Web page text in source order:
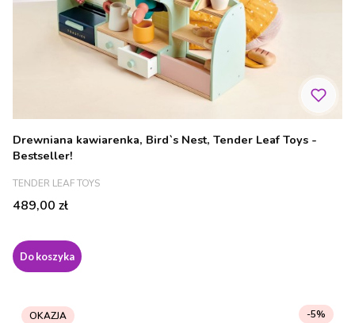
Drewniana kawiarenka, Bird`s Nest, Tender Leaf Toys -
Bestseller!
PRODUCENT
TENDER LEAF TOYS
Cena
489,00 zł
Do koszyka
OKAZJA
-5%